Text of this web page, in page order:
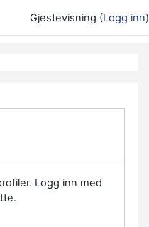
Gjestevisning (Logg inn)
Logg inn med